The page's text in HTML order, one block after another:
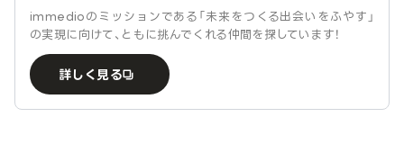
immedioのミッションである「未来をつくる出会いをふやす」
の実現に向けて、ともに挑んでくれる仲間を探しています！
詳しく見る